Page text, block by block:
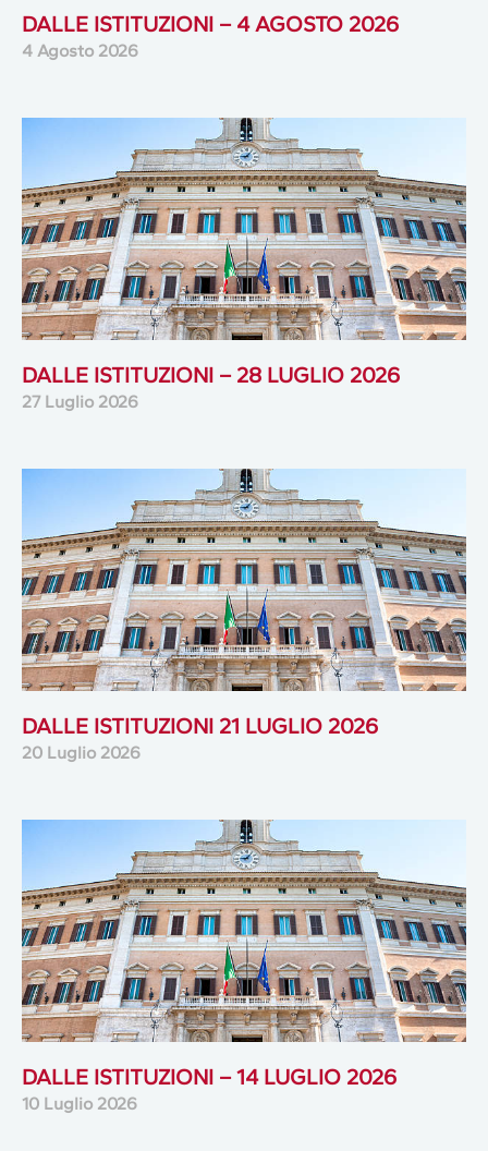
DALLE ISTITUZIONI – 4 AGOSTO 2026
4 Agosto 2026
DALLE ISTITUZIONI – 28 LUGLIO 2026
27 Luglio 2026
DALLE ISTITUZIONI 21 LUGLIO 2026
20 Luglio 2026
DALLE ISTITUZIONI – 14 LUGLIO 2026
10 Luglio 2026